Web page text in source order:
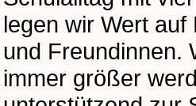
legen wir Wert
und Freundinnen.
immer größer